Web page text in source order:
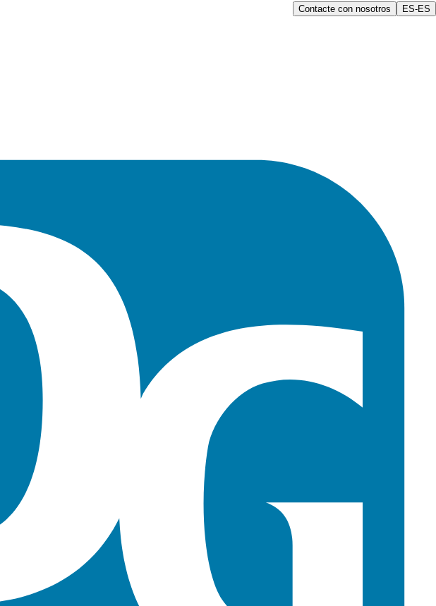
Contacte con nosotros ES-ES